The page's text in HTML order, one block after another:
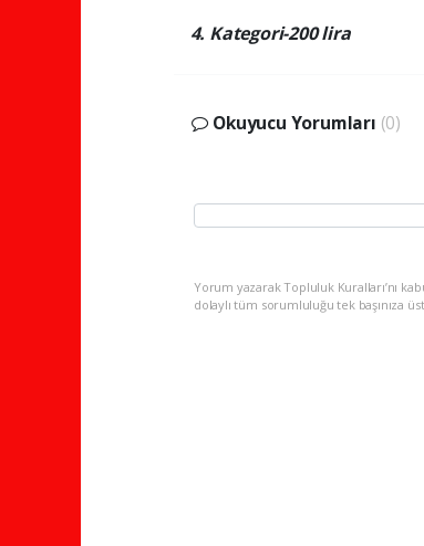
4. Kategori-200 lira
Okuyucu Yorumları (0)
Yorum yazarak Topluluk Kuralları’nı
dolaylı tüm sorumluluğu tek başınıza